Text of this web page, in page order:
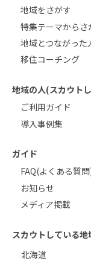
地域をさがす
特集テーマからさ
地域とつながった
移住コーチング
地域の人(スカウト
ご利用ガイド
導入事例集
ガイド
FAQ(よくある質
お知らせ
メディア掲載
スカウトしている地
北海道